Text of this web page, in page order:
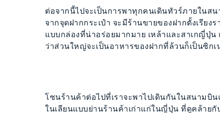
ต่อจากนี้ไปจะเป็นการพาทุกคนเดินทัวร์ภายในส
จากจุดฝากกระเป๋า จะมีร้านขายของฝากตั้งเรีย
แบบกล่องที่น่าอร่อยมากมาย เหล้าและสาเกญี่ปุ่น
ว่าส่วนใหญ่จะเป็นอาหารของฝากที่ล้วนก็เป็นซิก
โซนร้านค้าต่อไปที่เราจะพาไปเดินกันในสนามบิ
ในเลียนแบบย่านร้านค้าเก่าแก่ในญี่ปุ่น ที่ดูคล้ายกั